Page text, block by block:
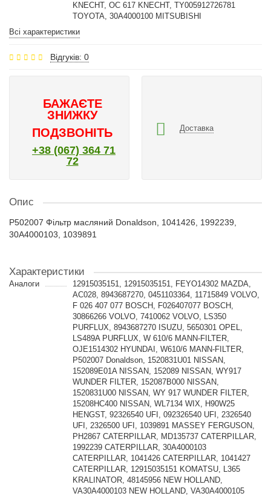
KNECHT, OC 617 KNECHT, TY005912726781
TOYOTA, 30A4000100 MITSUBISHI
Всі характеристики
Відгуків: 0
БАЖАЄТЕ
ЗНИЖКУ
ПОДЗВОНІТЬ
+38 (067) 364 71
72
Доставка
Опис
P502007 Фільтр масляний Donaldson, 1041426, 1992239,
30A4000103, 1039891
Характеристики
Аналоги
12915035151, 12915035151, FEYO14302 MAZDA,
AC028, 8943687270, 0451103364, 11715849 VOLVO,
F 026 407 077 BOSCH, F026407077 BOSCH,
30866266 VOLVO, 7410062 VOLVO, LS350
PURFLUX, 8943687270 ISUZU, 5650301 OPEL,
LS489A PURFLUX, W 610/6 MANN-FILTER,
OJE1514302 HYUNDAI, W610/6 MANN-FILTER,
P502007 Donaldson, 1520831U01 NISSAN,
152089E01A NISSAN, 152089 NISSAN, WY917
WUNDER FILTER, 152087B000 NISSAN,
1520831U00 NISSAN, WY 917 WUNDER FILTER,
15208HC400 NISSAN, WL7134 WIX, H90W25
HENGST, 92326540 UFI, 092326540 UFI, 2326540
UFI, 2326500 UFI, 1039891 MASSEY FERGUSON,
PH2867 CATERPILLAR, MD135737 CATERPILLAR,
1992239 CATERPILLAR, 30A4000103
CATERPILLAR, 1041426 CATERPILLAR, 1041427
CATERPILLAR, 12915035151 KOMATSU, L365
KRALINATOR, 48145956 NEW HOLLAND,
VA30A4000103 NEW HOLLAND, VA30A4000105